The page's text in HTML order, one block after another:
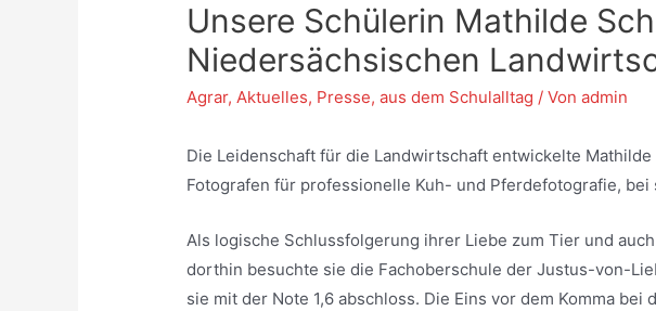
Unsere Schülerin Mathilde
Niedersächsischen
Agrar,Aktuelles, Presse,aus dem Schulalltag / Vonadmin
Die Leidenschaft für die Landwirtschaft entwickelte
Fotografen für professionelle Kuh- und Pferdefotografie,
Als logische Schlussfolgerung ihrer Liebe zum Tier und
dorthin besuchte sie die Fachoberschule der Justus-von-
sie mit der Note 1,6 abschloss. Die Eins vor dem Komma